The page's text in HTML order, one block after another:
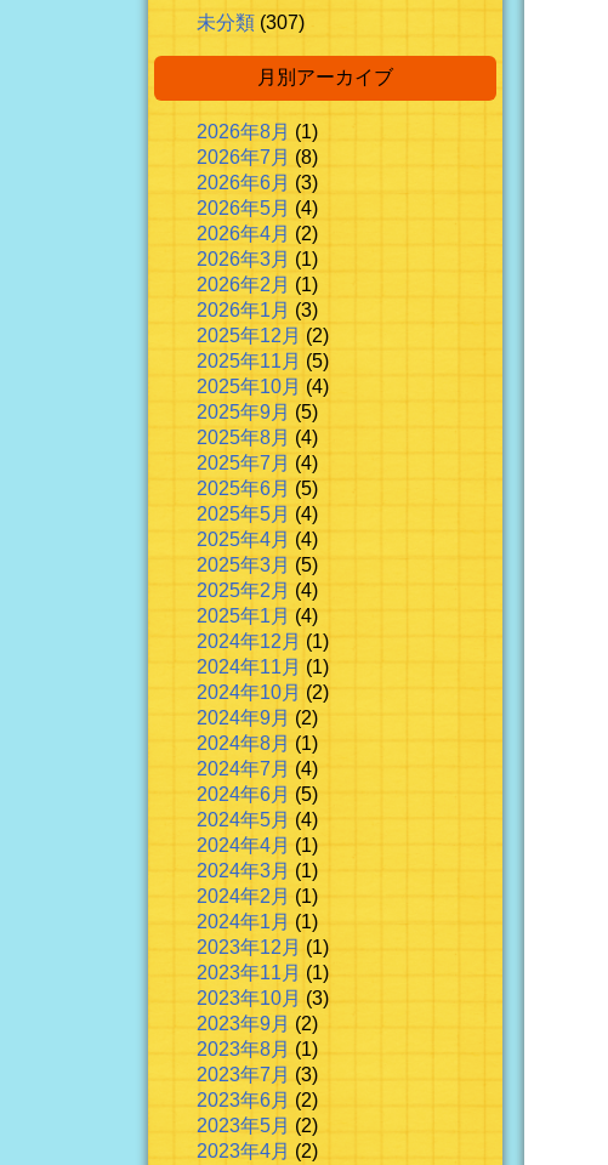
未分類 (307)
月別アーカイブ
2026年8月 (1)
2026年7月 (8)
2026年6月 (3)
2026年5月 (4)
2026年4月 (2)
2026年3月 (1)
2026年2月 (1)
2026年1月 (3)
2025年12月 (2)
2025年11月 (5)
2025年10月 (4)
2025年9月 (5)
2025年8月 (4)
2025年7月 (4)
2025年6月 (5)
2025年5月 (4)
2025年4月 (4)
2025年3月 (5)
2025年2月 (4)
2025年1月 (4)
2024年12月 (1)
2024年11月 (1)
2024年10月 (2)
2024年9月 (2)
2024年8月 (1)
2024年7月 (4)
2024年6月 (5)
2024年5月 (4)
2024年4月 (1)
2024年3月 (1)
2024年2月 (1)
2024年1月 (1)
2023年12月 (1)
2023年11月 (1)
2023年10月 (3)
2023年9月 (2)
2023年8月 (1)
2023年7月 (3)
2023年6月 (2)
2023年5月 (2)
2023年4月 (2)